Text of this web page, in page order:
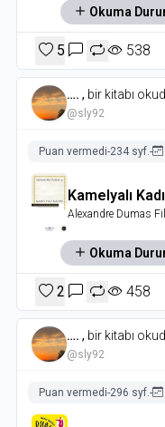
Okuma
5 538
…. , bir kitabı
@sly92
Puan vermedi-234 syf.-
Kamelyalı
Alexandre Dumas
Okuma
2 458
…. , bir kitabı
@sly92
Puan vermedi-296 syf.-